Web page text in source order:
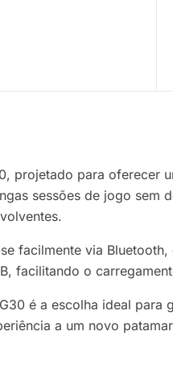
projetado para oferecer
sessões de jogo
facilmente via
facilitando o
é a escolha ideal
a um novo